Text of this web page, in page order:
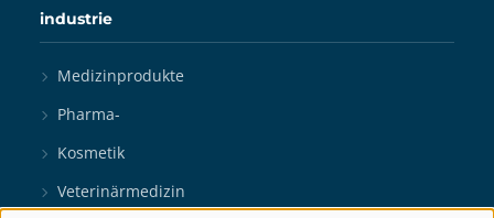
industrie
Medizinprodukte
Pharma-
Kosmetik
Veterinärmedizin